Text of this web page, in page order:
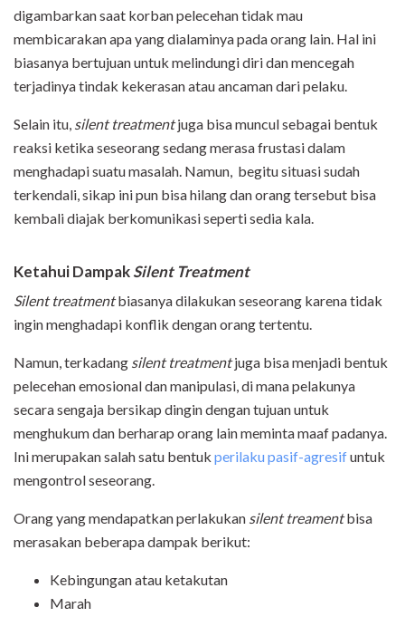
digambarkan saat korban pelecehan tidak mau
membicarakan apa yang dialaminya pada orang lain. Hal ini
biasanya bertujuan untuk melindungi diri dan mencegah
terjadinya tindak kekerasan atau ancaman dari pelaku.
Selain itu, silent treatmentjuga bisa muncul sebagai bentuk
reaksi ketika seseorang sedang merasa frustasi dalam
menghadapi suatu masalah. Namun, begitu situasi sudah
terkendali, sikap ini pun bisa hilang dan orang tersebut bisa
kembali diajak berkomunikasi seperti sedia kala.
Ketahui DampakSilent Treatment
Silent treatmentbiasanya dilakukan seseorang karena tidak
ingin menghadapi konflik dengan orang tertentu.
Namun, terkadang silent treatmentjuga bisa menjadi bentuk
pelecehan emosional dan manipulasi, di mana pelakunya
secara sengaja bersikap dingin dengan tujuan untuk
menghukum dan berharap orang lain meminta maaf padanya.
Ini merupakan salah satu bentuk perilaku pasif-agresifuntuk
mengontrol seseorang.
Orang yang mendapatkan perlakukan silent treamentbisa
merasakan beberapa dampak berikut:
Kebingungan atau ketakutan
Marah